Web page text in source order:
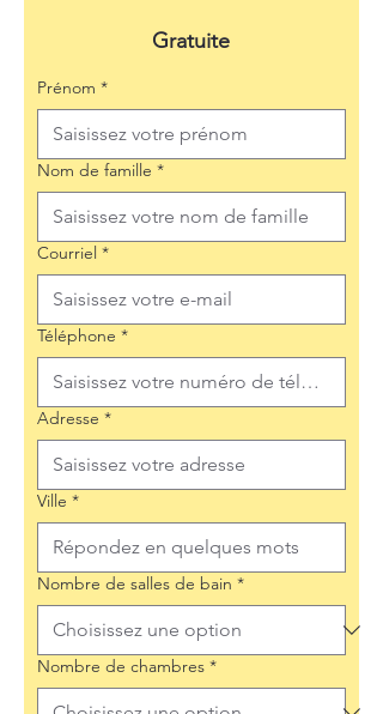
Gratuite
Prénom *
Nom de famille *
Courriel *
Téléphone *
Adresse *
Ville *
Nombre de salles de bain *
Nombre de chambres *